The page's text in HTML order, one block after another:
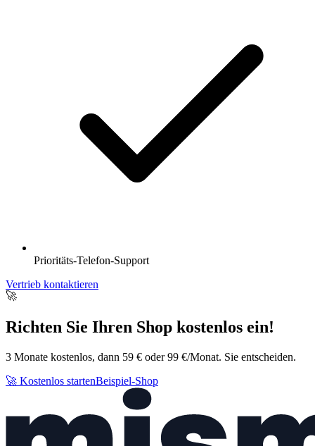
Prioritäts-Telefon-Support
Vertrieb kontaktieren
🚀
Richten Sie Ihren Shop kostenlos ein!
3 Monate kostenlos, dann 59 € oder 99 €/Monat. Sie entscheiden.
🚀 Kostenlos startenBeispiel-Shop